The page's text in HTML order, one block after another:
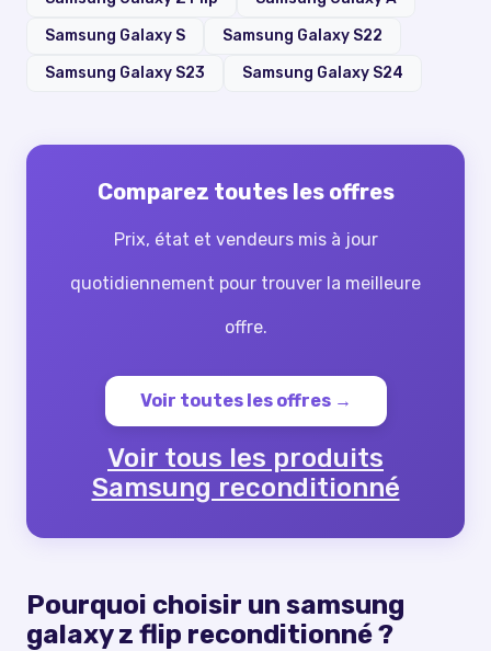
Samsung Galaxy S
Samsung Galaxy S22
Samsung Galaxy S23
Samsung Galaxy S24
Comparez toutes les offres
Prix, état et vendeurs mis à jour
quotidiennement pour trouver la meilleure
offre.
Voir toutes les offres →
Voir tous les produits
Samsung reconditionné
Pourquoi choisir un samsung
galaxy z flip reconditionné?